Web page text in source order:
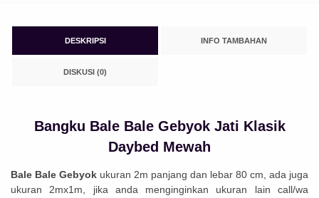
DESKRIPSI INFO TAMBAHAN
DISKUSI (0)
Bangku Bale Bale Gebyok Jati Klasik
Daybed Mewah
Bale Bale Gebyok ukuran 2m panjang dan lebar 80 cm, ada juga
ukuran 2mx1m, jika anda menginginkan ukuran lain call/wa